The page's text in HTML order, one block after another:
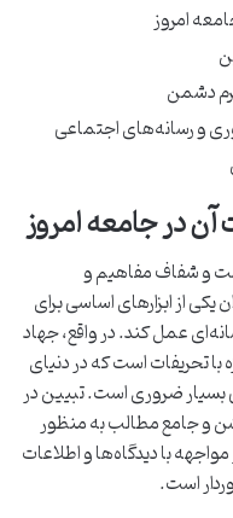
امروز
دشمن
و رسانه‌های اجتماعی
در جامعه امروز
و شفاف مفاهیم و
از ابزارهای اساسی برای
عمل کند. در واقع، جهاد
تحریفات است که در دنیای
بسیار ضروری است. تبیین در
و جامع مطالب به منظور
با دیدگاه‌ها و اطلاعات
است.